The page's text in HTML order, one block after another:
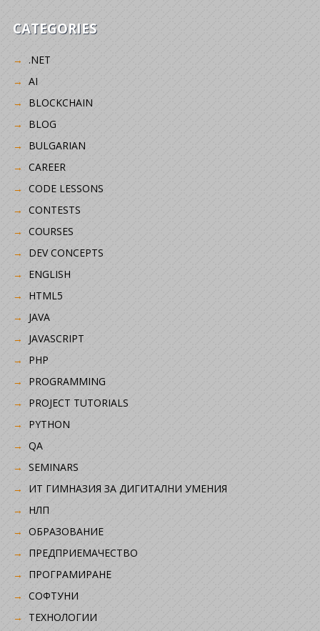
CATEGORIES
.NET
AI
BLOCKCHAIN
BLOG
BULGARIAN
CAREER
CODE LESSONS
CONTESTS
COURSES
DEV CONCEPTS
ENGLISH
HTML5
JAVA
JAVASCRIPT
PHP
PROGRAMMING
PROJECT TUTORIALS
PYTHON
QA
SEMINARS
ИТ ГИМНАЗИЯ ЗА ДИГИТАЛНИ УМЕНИЯ
НЛП
ОБРАЗОВАНИЕ
ПРЕДПРИЕМАЧЕСТВО
ПРОГРАМИРАНЕ
СОФТУНИ
ТЕХНОЛОГИИ